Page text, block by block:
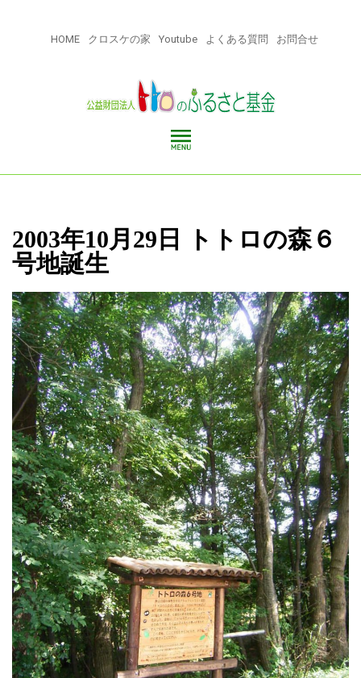
お問合せ
よくある質問
Youtube
クロスケの家
HOME
2003年10月29日 トトロの森６
号地誕生